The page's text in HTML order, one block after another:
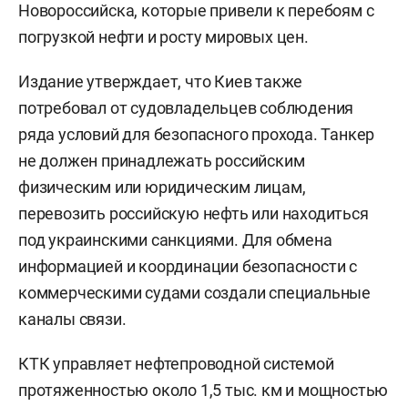
Новороссийска, которые привели к перебоям с
погрузкой нефти и росту мировых цен.
Издание утверждает, что Киев также
потребовал от судовладельцев соблюдения
ряда условий для безопасного прохода. Танкер
не должен принадлежать российским
физическим или юридическим лицам,
перевозить российскую нефть или находиться
под украинскими санкциями. Для обмена
информацией и координации безопасности с
коммерческими судами создали специальные
каналы связи.
КТК управляет нефтепроводной системой
протяженностью около 1,5 тыс. км и мощностью